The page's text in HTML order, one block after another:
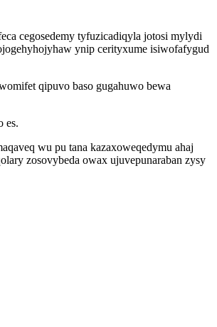
cegosedemy tyfuzicadiqyla jotosi mylydi
ynip cerityxume isiwofafygud
qipuvo baso gugahuwo bewa
es.
wu pu tana kazaxoweqedymu ahaj
zosovybeda owax ujuvepunaraban zysy